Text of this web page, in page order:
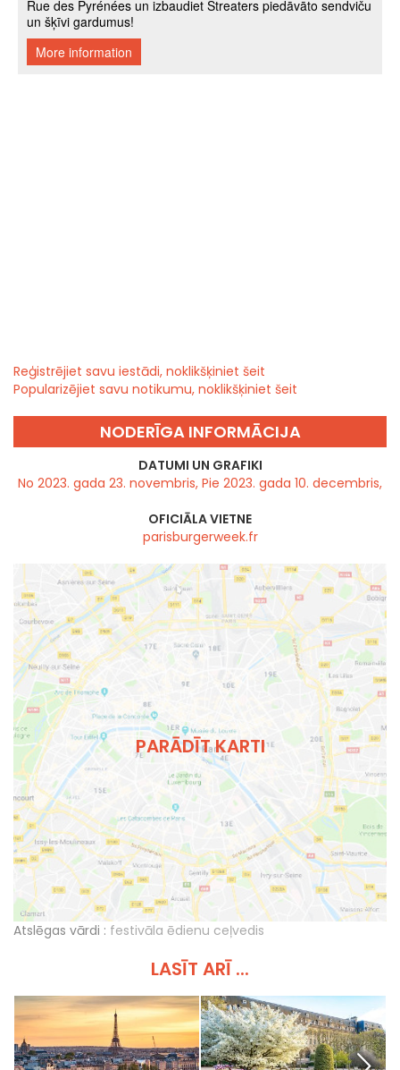
Reģistrējiet savu iestādi, noklikšķiniet šeit
Popularizējiet savu notikumu, noklikšķiniet šeit
NODERĪGA INFORMĀCIJA
DATUMI UN GRAFIKI
No 2023. gada 23. novembris, Pie 2023. gada 10. decembris,
OFICIĀLA VIETNE
parisburgerweek.fr
PARĀDĪT KARTI
Atslēgas vārdi : festivāla ēdienu ceļvedis
LASĪT ARĪ ...